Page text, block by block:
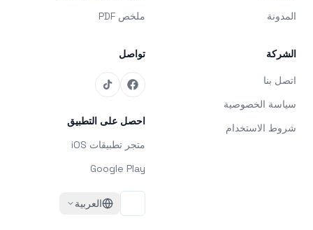
المدونة
ملخص PDF
الشركة
اتصل بنا
سياسة الخصوصية
شروط الاستخدام
تواصل
احصل على التطبيق
متجر تطبيقات iOS
Google Play
العربية